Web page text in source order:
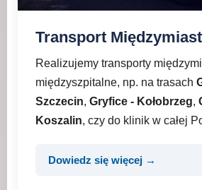
Transport
Realizujemy transporty
międzyszpitalne, np. na trasach
Szczecin, Gryfice - Kołobrzeg,
Koszalin, czy do klinik w całej
Dowiedz się więcej →